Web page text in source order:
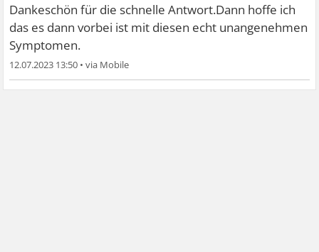
Dankeschön für die schnelle Antwort.Dann hoffe ich
das es dann vorbei ist mit diesen echt unangenehmen
Symptomen.
12.07.2023 13:50 •